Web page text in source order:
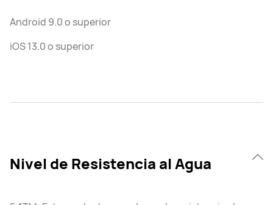
Android 9.0 o superior
iOS 13.0 o superior
Nivel de Resistencia al Agua